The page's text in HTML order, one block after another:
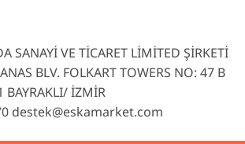
SANAYİ VE TİCARET LİMİTED ŞİRKETİ
BLV. FOLKART TOWERS NO: 47 B
BAYRAKLI/ İZMİR
destek@eskamarket.com